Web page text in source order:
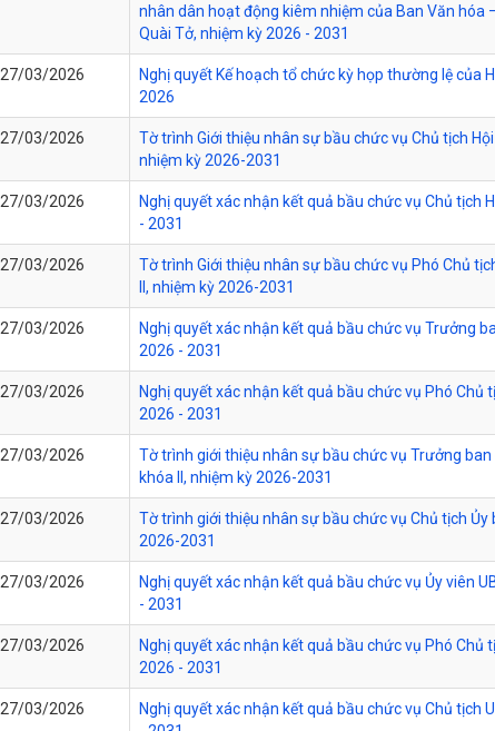
nhân dân hoạt động kiêm nhiệm của Ban Văn hóa
Quài Tở, nhiệm kỳ 2026 - 2031
27/03/2026
Nghị quyết Kế hoạch tổ chức kỳ họp thường lệ của
2026
27/03/2026
Tờ trình Giới thiệu nhân sự bầu chức vụ Chủ tịch
nhiệm kỳ 2026-2031
27/03/2026
Nghị quyết xác nhận kết quả bầu chức vụ Chủ tịch
- 2031
27/03/2026
Tờ trình Giới thiệu nhân sự bầu chức vụ Phó Chủ
II, nhiệm kỳ 2026-2031
27/03/2026
Nghị quyết xác nhận kết quả bầu chức vụ Trưởng
2026 - 2031
27/03/2026
Nghị quyết xác nhận kết quả bầu chức vụ Phó Chủ
2026 - 2031
27/03/2026
Tờ trình giới thiệu nhân sự bầu chức vụ Trưởng
khóa II, nhiệm kỳ 2026-2031
27/03/2026
Tờ trình giới thiệu nhân sự bầu chức vụ Chủ tịch
2026-2031
27/03/2026
Nghị quyết xác nhận kết quả bầu chức vụ Ủy viên
- 2031
27/03/2026
Nghị quyết xác nhận kết quả bầu chức vụ Phó Chủ
2026 - 2031
27/03/2026
Nghị quyết xác nhận kết quả bầu chức vụ Chủ tịch